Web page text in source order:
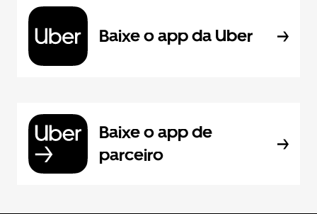
Baixe o app da Uber
Baixe o app de
parceiro